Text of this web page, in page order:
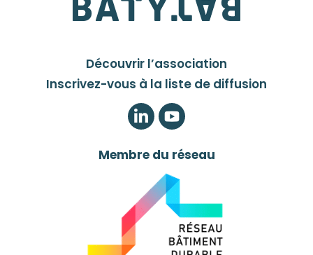
Découvrir l’association
Inscrivez-vous à la liste de diffusion
LinkedInTwitter
Membre du réseau